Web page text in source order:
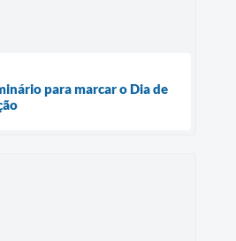
para marcar o Dia de